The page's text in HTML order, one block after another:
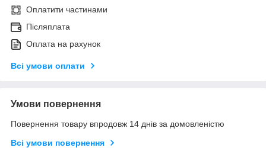
Оплатити частинами
Післяплата
Оплата на рахунок
Всі умови оплати
Умови повернення
Повернення товару впродовж 14 днів за домовленістю
Всі умови повернення